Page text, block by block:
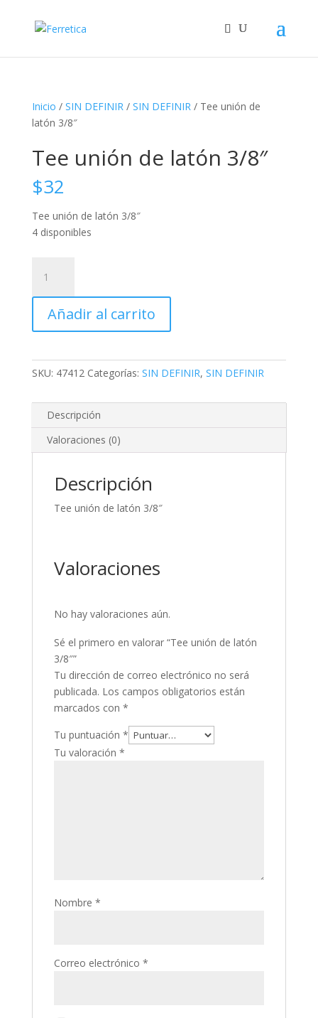
Inicio / SIN DEFINIR/ SIN DEFINIR/ Tee unión de
latón 3/8″
Tee unión de latón 3/8″
$32
Tee unión de latón 3/8″
4 disponibles
unión
de
latón
3/8"
Añadir al carrito
SKU: 47412 Categorías: SIN DEFINIR, SIN DEFINIR
Descripción
Valoraciones (0)
Descripción
Tee unión de latón 3/8″
Valoraciones
No hay valoraciones aún.
Sé el primero en valorar “Tee unión de latón
3/8″”
Tu dirección de correo electrónico no será
publicada. Los campos obligatorios están
marcados con *
Tu puntuación *
Tu valoración *
Nombre *
Correo electrónico *